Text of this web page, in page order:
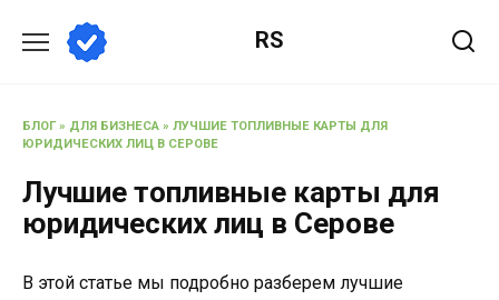
содержанию
RS
БЛОГ» ДЛЯ БИЗНЕСА » ЛУЧШИЕ ТОПЛИВНЫЕ КАРТЫ ДЛЯ
ЮРИДИЧЕСКИХ ЛИЦ В СЕРОВЕ
Лучшие топливные карты для
юридических лиц в Серове
В этой статье мы подробно разберем лучшие